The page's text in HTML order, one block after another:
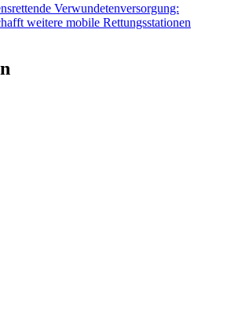
Verwundetenversorgung:
weitere mobile Rettungsstationen